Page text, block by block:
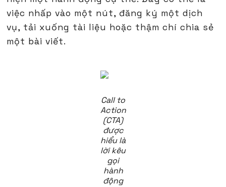
việc nhấp vào một nút, đăng ký một dịch
vụ, tải xuống tài liệu hoặc thậm chí chia sẻ
một bài viết.
Call to
Action
(CTA)
được
hiểu là
lời kêu
gọi
hành
động